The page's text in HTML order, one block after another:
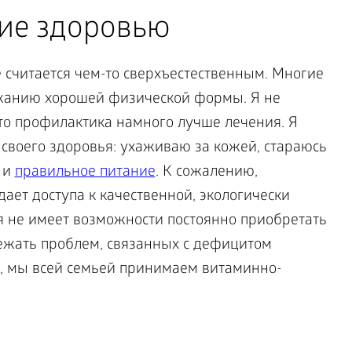
здоровью
чем-то сверхъестественным. Многие
хорошей физической формы. Я не
профилактика намного лучше лечения. Я
здоровья: ухаживаю за кожей, стараюсь
иправильное питание. К сожалению,
доступа к качественной, экологически
имеет возможности постоянно приобретать
проблем, связанных с дефицитом
мы всей семьей принимаем витаминно-